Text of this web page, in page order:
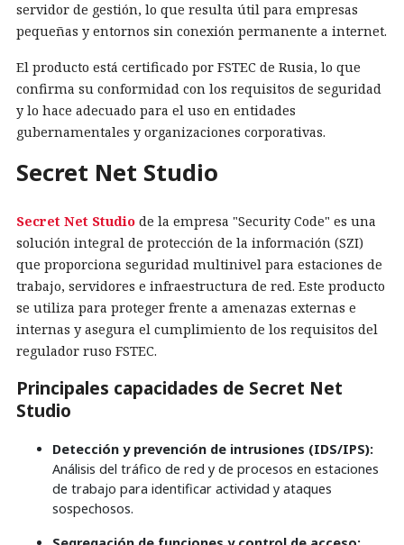
servidor de gestión, lo que resulta útil para empresas
pequeñas y entornos sin conexión permanente a internet.
El producto está certificado por FSTEC de Rusia, lo que
confirma su conformidad con los requisitos de seguridad
y lo hace adecuado para el uso en entidades
gubernamentales y organizaciones corporativas.
Secret Net Studio
Secret Net Studio de la empresa "Security Code" es una
solución integral de protección de la información (SZI)
que proporciona seguridad multinivel para estaciones de
trabajo, servidores e infraestructura de red. Este producto
se utiliza para proteger frente a amenazas externas e
internas y asegura el cumplimiento de los requisitos del
regulador ruso FSTEC.
Principales capacidades de Secret Net
Studio
Detección y prevención de intrusiones (IDS/IPS):
Análisis del tráfico de red y de procesos en estaciones
de trabajo para identificar actividad y ataques
sospechosos.